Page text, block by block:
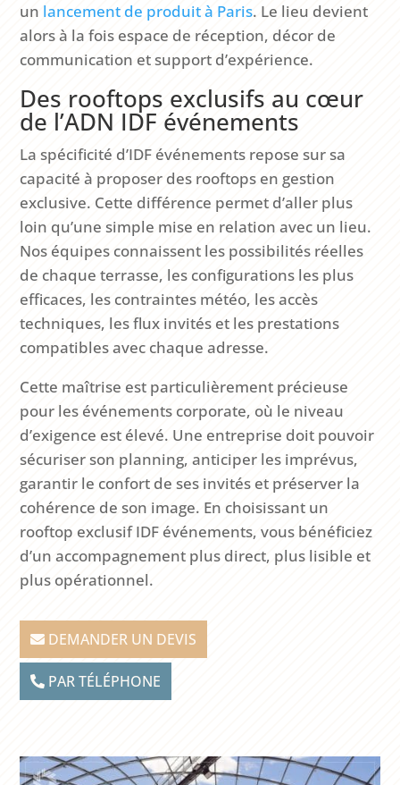
un lancement de produit à Paris. Le lieu devient
alors à la fois espace de réception, décor de
communication et support d’expérience.
Des rooftops exclusifs au cœur
de l’ADN IDF événements
La spécificité d’IDF événements repose sur sa
capacité à proposer des rooftops en gestion
exclusive. Cette différence permet d’aller plus
loin qu’une simple mise en relation avec un lieu.
Nos équipes connaissent les possibilités réelles
de chaque terrasse, les configurations les plus
efficaces, les contraintes météo, les accès
techniques, les flux invités et les prestations
compatibles avec chaque adresse.
Cette maîtrise est particulièrement précieuse
pour les événements corporate, où le niveau
d’exigence est élevé. Une entreprise doit pouvoir
sécuriser son planning, anticiper les imprévus,
garantir le confort de ses invités et préserver la
cohérence de son image. En choisissant un
rooftop exclusif IDF événements, vous bénéficiez
d’un accompagnement plus direct, plus lisible et
plus opérationnel.
DEMANDER UN DEVIS
PAR TÉLÉPHONE